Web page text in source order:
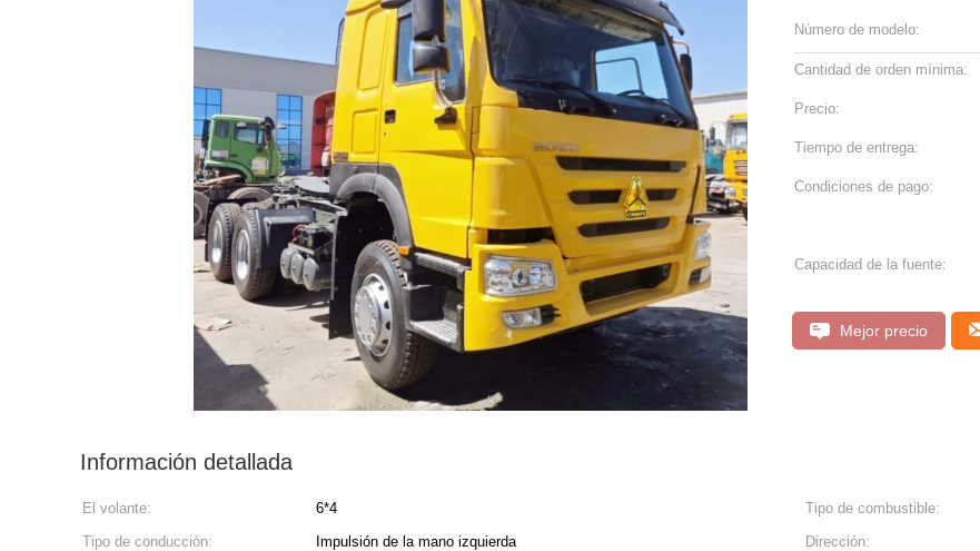
Número de modelo:
Cantidad de orden mínima:
Precio:
Tiempo de entrega:
Condiciones de pago:
Capacidad de la fuente:
Mejor precio
Información detallada
El volante: 6*4 Tipo de combustible:
Tipo de conducción:
Impulsión de la mano izquierda Dirección: